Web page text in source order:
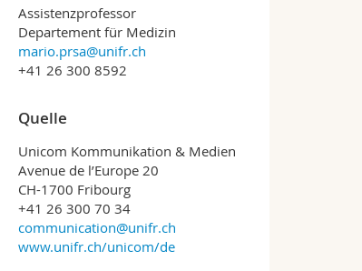
Assistenzprofessor
Departement für Medizin
mario.prsa@unifr.ch
+41 26 300 8592
Quelle
Unicom Kommunikation & Medien
Avenue de l’Europe 20
CH-1700 Fribourg
+41 26 300 70 34
communication@unifr.ch
www.unifr.ch/unicom/de